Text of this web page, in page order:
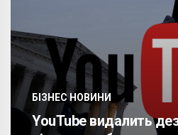
БІЗНЕС НОВИНИ
YouTube видалить